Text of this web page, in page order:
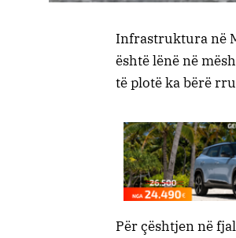
Infrastruktura në
është lënë në
të plotë ka bërë
Për çështjen në